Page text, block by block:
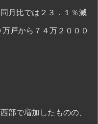
月比では２３．１％減
戸から７４万２０００
部で増加したものの、